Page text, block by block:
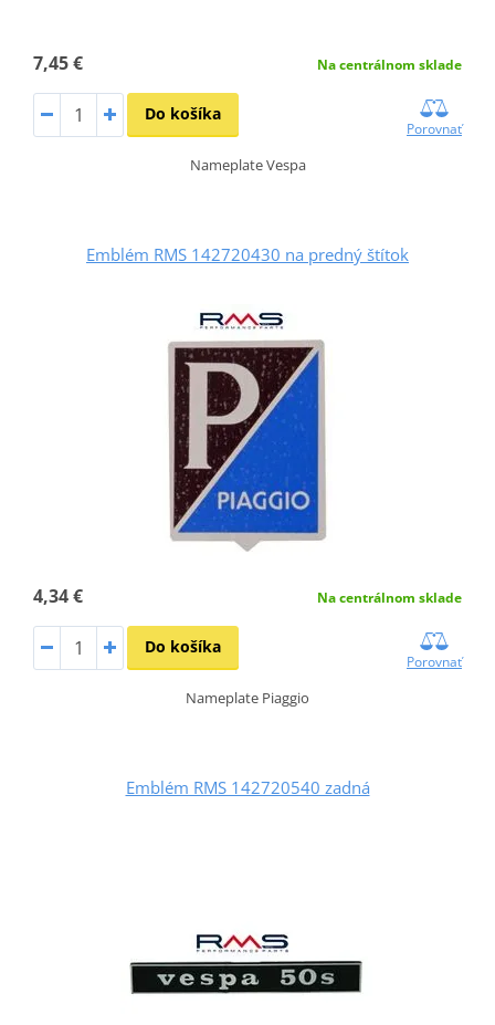
7,45 € Na centrálnom sklade
Do košíka
Porovnať
Nameplate Vespa
Emblém RMS 142720430 na predný štítok
4,34 € Na centrálnom sklade
Do košíka
Porovnať
Nameplate Piaggio
Emblém RMS 142720540 zadná